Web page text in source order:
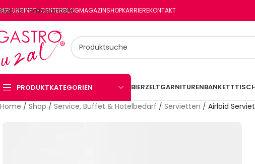
Skip to main content
UNSINFO-CENTERBLOGMAGAZINSHOPKARRIEREKONTAKT
PRODUKTKATEGORIEN BIERZELTGARNITUREN
Home / Shop / Service, Buffet & Hotelbedarf / Servietten / Airlaid